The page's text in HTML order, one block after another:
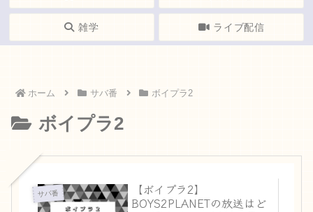
雑学 ライブ配信
ホーム サバ番 ボイプラ2
ボイプラ2
サバ番
【ボイプラ2】
BOYS2PLANETの放送はど